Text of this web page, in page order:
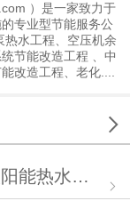
）是一家致力于
专业型节能服务公
水工程、空压机余
节能改造工程 、中
改造工程、老化....

装中的作用